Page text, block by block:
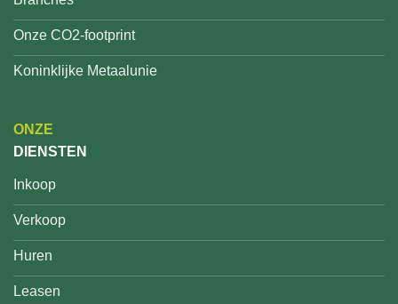
Onze CO2-footprint
Koninklijke Metaalunie
ONZE
DIENSTEN
Inkoop
Verkoop
Huren
Leasen